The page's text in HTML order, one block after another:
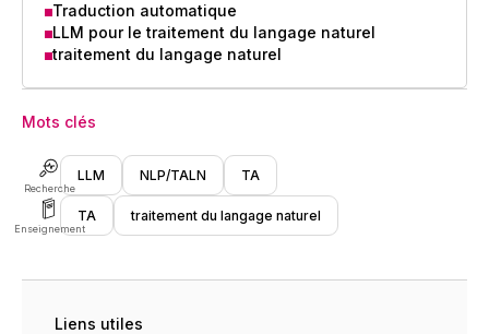
Traduction automatique
LLM pour le traitement du langage naturel
traitement du langage naturel
Mots clés
Recherche
LLM NLP/TALN TA
Enseignement
TA traitement du langage naturel
Liens utiles